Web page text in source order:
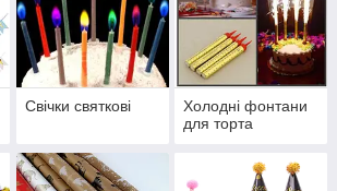
Свічки святкові
Холодні фонтани
для торта